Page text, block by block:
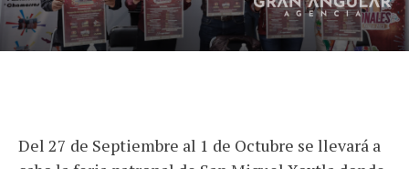
Del 27 de Septiembre al 1 de Octubre se llevará a